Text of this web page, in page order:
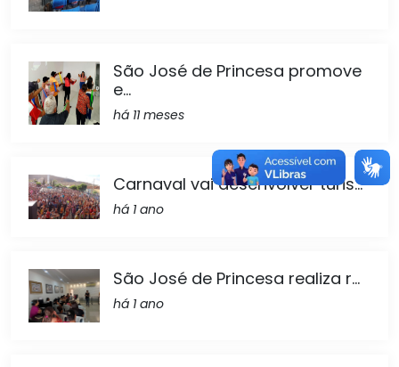
São José de Princesa promove
e...
há 11 meses
Carnaval vai desenvolver turis...
há 1 ano
São José de Princesa realiza r...
há 1 ano